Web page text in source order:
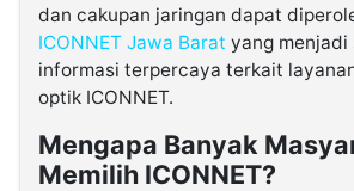
dan cakupan jaringan dapat
ICONNET Jawa Barat yang menjadi
informasi terpercaya terkait
optik ICONNET.
Mengapa Banyak
Memilih ICONNET?